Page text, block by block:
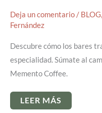
Deja un comentario / BLOG,
Fernández
Descubre cómo los bares
especialidad. Súmate al
Memento Coffee.
LA
EXPANSIÓN
LEER MÁS